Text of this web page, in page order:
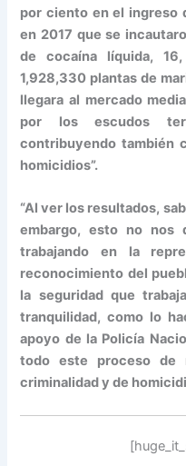
por ciento en el ingreso
en 2017 que se
de cocaína líquida,
1,928,330 plantas de
llegara al mercado
por los escudos
contribuyendo también
homicidios”.
“Al ver los resultados,
embargo, esto no nos
trabajando en la
reconocimiento del
la seguridad que
tranquilidad, como lo
apoyo de la Policía
todo este proceso de
criminalidad y de